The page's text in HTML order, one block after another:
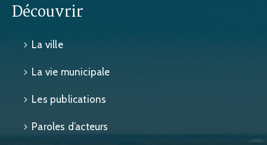
Découvrir
La ville
La vie municipale
Les publications
Paroles d’acteurs